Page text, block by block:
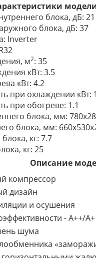
блока, дБ: 21
блока, дБ: 37
Inverter
м2: 35
кВт: 3.5
кВт: 4.2
при охлаждении кВт:
при обогреве: 1.1
блока, мм:
блока, мм:
кг: 7.7
кг: 25
Описание
компрессор
дизайн
и осушения
- A++/A+
шума